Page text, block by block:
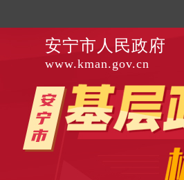
安宁市人民政府
www.kman.gov.cn